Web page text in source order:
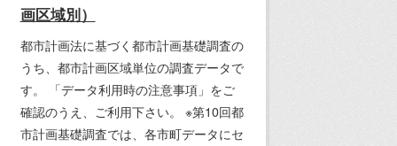
画区域別）
都市計画法に基づく都市計画基礎調査の
うち、都市計画区域単位の調査データで
す。 「データ利用時の注意事項」をご
確認のうえ、ご利用下さい。 ※第10回都
市計画基礎調査では、各市町データにセ